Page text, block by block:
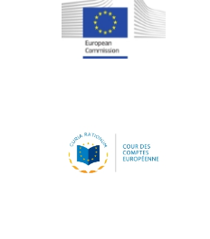
Jean-Louis Schiltz
Jean-Victor Louis
Johnny Åkerholm